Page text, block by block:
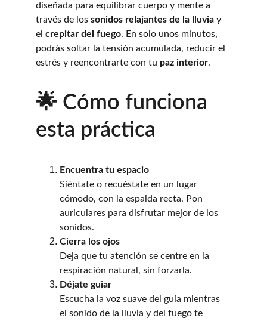
diseñada para equilibrar cuerpo y mente a
través de los sonidos relajantes de la lluvia y
el crepitar del fuego. En solo unos minutos,
podrás soltar la tensión acumulada, reducir el
estrés y reencontrarte con tu paz interior.
🌟 Cómo funciona
esta práctica
Encuentra tu espacio
Siéntate o recuéstate en un lugar
cómodo, con la espalda recta. Pon
auriculares para disfrutar mejor de los
sonidos.
Cierra los ojos
Deja que tu atención se centre en la
respiración natural, sin forzarla.
Déjate guiar
Escucha la voz suave del guía mientras
el sonido de la lluvia y del fuego te